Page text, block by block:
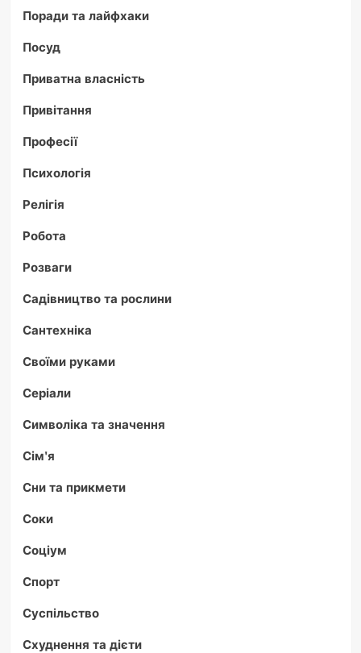
Поради та лайфхаки
Посуд
Приватна власність
Привітання
Професії
Психологія
Релігія
Робота
Розваги
Садівництво та рослини
Сантехніка
Своїми руками
Серіали
Символіка та значення
Сім'я
Сни та прикмети
Соки
Соціум
Спорт
Суспільство
Схуднення та дієти